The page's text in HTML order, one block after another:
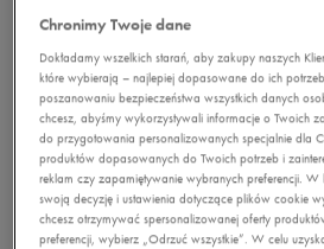
Chronimy Twoje dane
Dokładamy wszelkich starań, aby zakupy naszych
które wybierają – najlepiej dopasowane do ich
poszanowaniu bezpieczeństwa wszystkich danych
chcesz, abyśmy wykorzystywali informacje o Twoich
do przygotowania personalizowanych specjalnie dla
produktów dopasowanych do Twoich potrzeb i
reklam czy zapamiętywanie wybranych preferencji. W
swoją decyzję i ustawienia dotyczące plików cookie
chcesz otrzymywać spersonalizowanej oferty
preferencji, wybierz „Odrzuć wszystkie”. W celu